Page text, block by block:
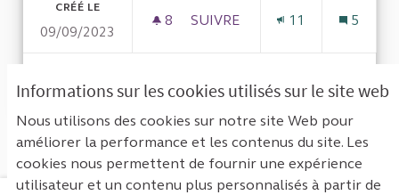
Informations sur les cookies utilisés sur le site web
Nous utilisons des cookies sur notre site Web pour
améliorer la performance et les contenus du site. Les
cookies nous permettent de fournir une expérience
utilisateur et un contenu plus personnalisés à partir de
CRÉÉ LE
09/09/2023
8 8 ABONNÉS
SUIVRE
11 5
VOIR LA PROPOSITION
Voir toutes les contributions retirées